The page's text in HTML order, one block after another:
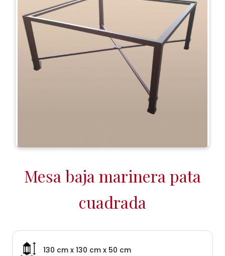
Mesa baja marinera pata
cuadrada
130 cm x 130 cm x 50 cm